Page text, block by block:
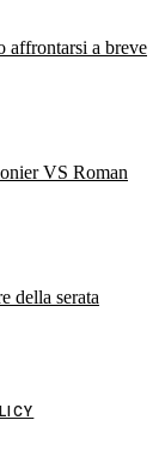
affrontarsi a breve
VS Roman
della serata